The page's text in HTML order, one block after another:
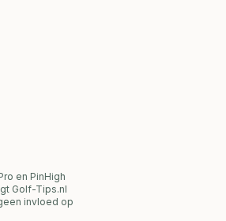
en PinHigh
Golf-Tips.nl
invloed op